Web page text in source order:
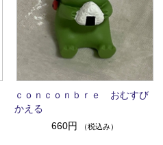
ｃｏｎｃｏｎｂｒｅ おむすび
かえる
660円
（税込み）